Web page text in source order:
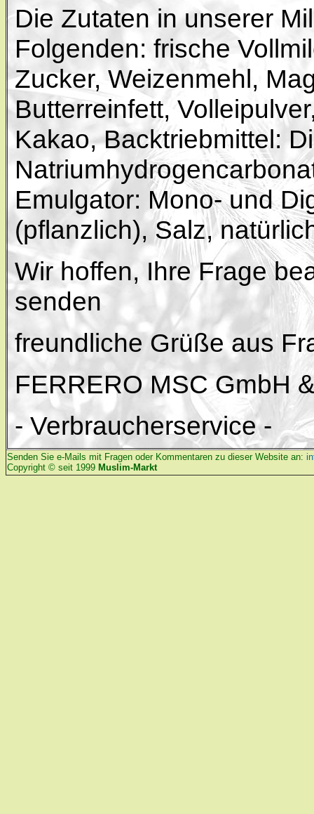
Die Zutaten in unserer
Folgenden: frische
Zucker, Weizenmehl,
Butterreinfett,
Kakao, Backtriebmittel:
Emulgator: Mono- und
(pflanzlich), Salz,
Wir hoffen, Ihre Frage
senden
freundliche Grüße aus
FERRERO MSC GmbH
- Verbraucherservice -
Senden Sie e-Mails mit Fragen oder Kommentaren zu dieser Website an:
Copyright © seit 1999 Muslim-Markt